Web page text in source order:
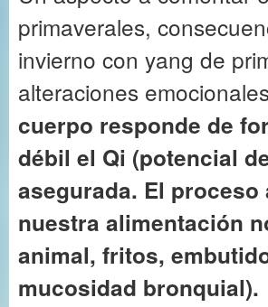
primaverales,
invierno con yang de
alteraciones
cuerpo responde de
débil el Qi (potencial
asegurada. El
nuestra alimentación
animal, fritos,
mucosidad bronquial).